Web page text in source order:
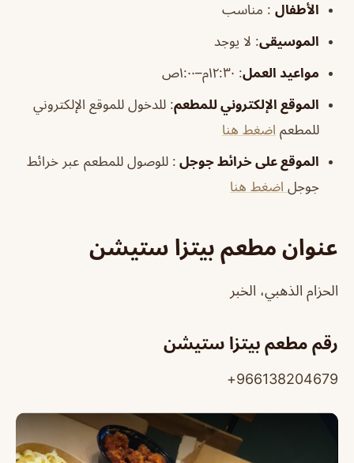
الأطفال : مناسب
الموسيقى: لا يوجد
مواعيد العمل: ١٢:٣٠م–١:٠٠ص
الموقع الإلكتروني للمطعم: للدخول للموقع الإلكتروني
للمطعم اضغط هنا
الموقع على خرائط جوجل : للوصول للمطعم عبر خرائط
جوجل اضغط هنا
عنوان مطعم بيتزا ستيشن
الحزام الذهبي، الخبر
رقم مطعم بيتزا ستيشن
966138204679+